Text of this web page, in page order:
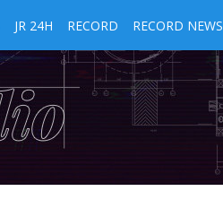
JR 24H RECORD RECORD NEWS